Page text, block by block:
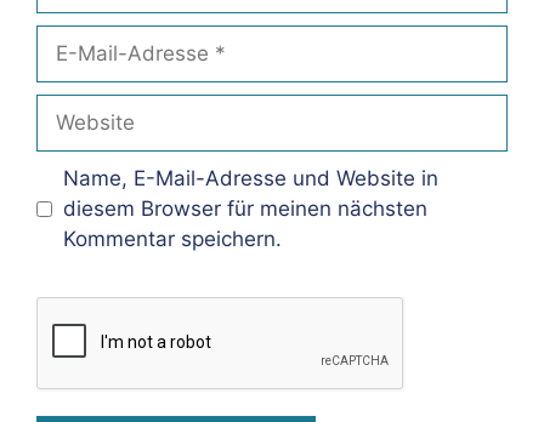
Mail-
Adresse
Name, E-Mail-Adresse und Website in
diesem Browser für meinen nächsten
Kommentar speichern.